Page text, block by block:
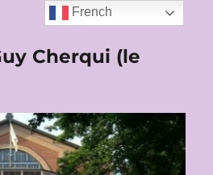
Cherqui (le
French